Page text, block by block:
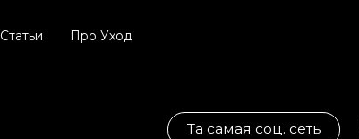
Статьи Про Уход
Та самая соц. сеть